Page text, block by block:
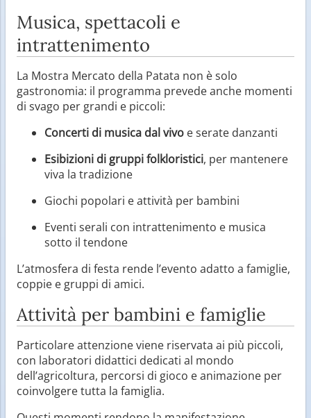
Musica, spettacoli e
intrattenimento
La Mostra Mercato della Patata non è solo
gastronomia: il programma prevede anche momenti
di svago per grandi e piccoli:
Concerti di musica dal vivo e serate danzanti
Esibizioni di gruppi folkloristici, per mantenere
viva la tradizione
Giochi popolari e attività per bambini
Eventi serali con intrattenimento e musica
sotto il tendone
L’atmosfera di festa rende l’evento adatto a famiglie,
coppie e gruppi di amici.
Attività per bambini e famiglie
Particolare attenzione viene riservata ai più piccoli,
con laboratori didattici dedicati al mondo
dell’agricoltura, percorsi di gioco e animazione per
coinvolgere tutta la famiglia.